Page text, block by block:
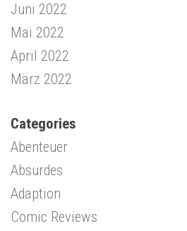
Juni 2022
Mai 2022
April 2022
März 2022
Categories
Abenteuer
Absurdes
Adaption
Comic Reviews